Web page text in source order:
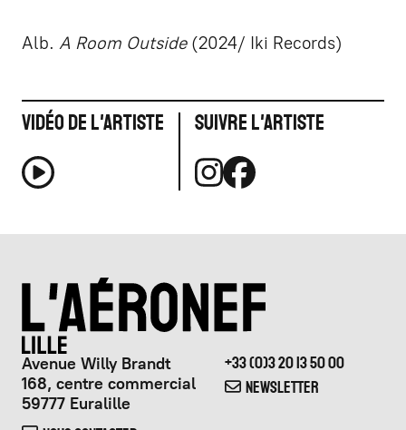
Alb. A Room Outside(2024/ Iki Records)
Vidéo de l'artiste Suivre l'artiste
Avenue Willy Brandt
168, centre commercial
59777 Euralille
+33 (0)3 20 13 50 00
NEWSLETTER